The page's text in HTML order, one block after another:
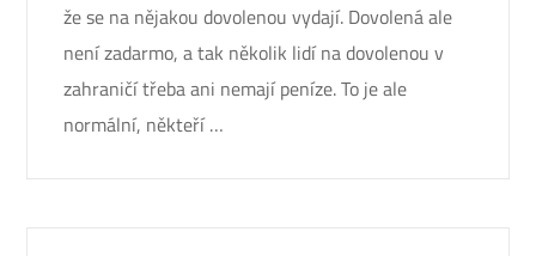
že se na nějakou dovolenou vydají. Dovolená ale
není zadarmo, a tak několik lidí na dovolenou v
zahraničí třeba ani nemají peníze. To je ale
normální, někteří …